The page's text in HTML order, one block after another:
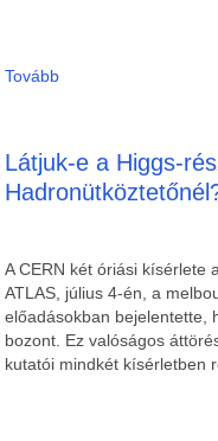
Tovább
Látjuk-e a Higgs-
A CERN két óriási kísérlete
ATLAS, július 4-én, a
előadásokban bejelentette,
bozont. Ez valóságos
kutatói mindkét kísérletben